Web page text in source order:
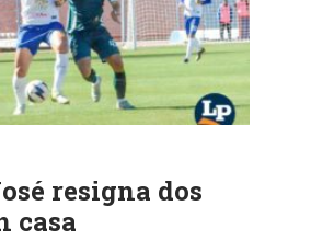
resigna dos
casa